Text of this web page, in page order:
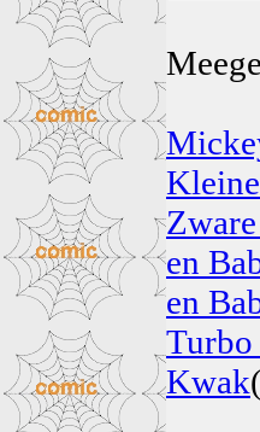
en
en
Kwak